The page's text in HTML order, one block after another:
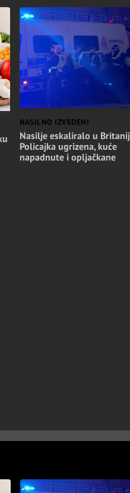
NASILNO IZVEDENI
Nasilje eskaliralo u
Policajka ugrizena, kuće
napadnute i opljačkane